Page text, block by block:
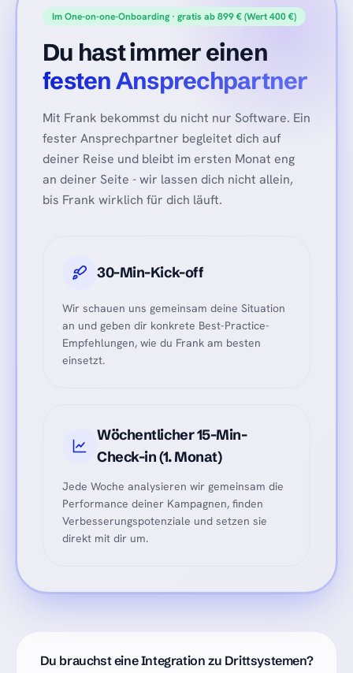
Im One-on-one-Onboarding · gratis ab 899 € (Wert 400 €)
Du hast immer einen
festen Ansprechpartner
Mit Frank bekommst du nicht nur Software. Ein
fester Ansprechpartner begleitet dich auf
deiner Reise und bleibt im ersten Monat eng
an deiner Seite - wir lassen dich nicht allein,
bis Frank wirklich für dich läuft.
30-Min-Kick-off
Wir schauen uns gemeinsam deine Situation
an und geben dir konkrete Best-Practice-
Empfehlungen, wie du Frank am besten
einsetzt.
Wöchentlicher 15-Min-
Check-in (1. Monat)
Jede Woche analysieren wir gemeinsam die
Performance deiner Kampagnen, finden
Verbesserungspotenziale und setzen sie
direkt mit dir um.
Du brauchst eine Integration zu Drittsystemen?